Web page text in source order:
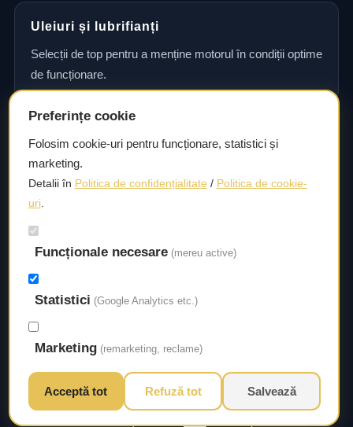
Uleiuri și lubrifianți
Selecții de top pentru a menține motorul în condiții optime
de funcționare.
Consultanță și asistență tehnică
Consultanță și asistență tehnică pentru alegerea pieselor
potrivite și efectuarea reparațiilor sau întreținerii corecte.
Livrare rapidă
Asigurăm un timp de livrare scurt, astfel încât să aveți
acces la piesele necesare fără întârzieri.
© 2026 Autorival. Toate drepturile rezervate.
Preferințe cookie
Folosim cookie-uri pentru funcționare, statistici și
marketing.
Detalii în Politica de confidențialitate / Politica de cookie-
uri.
Funcționale necesare (mereu active)
Statistici (Google Analytics etc.)
Marketing (remarketing, reclame)
Acceptă tot Refuză tot Salvează